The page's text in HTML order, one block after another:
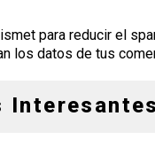
para reducir el
los datos de tus